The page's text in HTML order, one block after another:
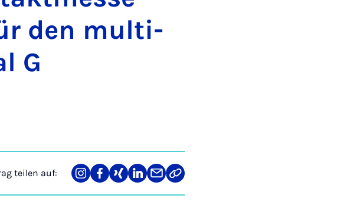
den mul­ti­
G
teilen auf:
Teilen
auf
Teilen
auf
Teilen
auf
Teilen
auf
Teilen
über
Link
kopieren